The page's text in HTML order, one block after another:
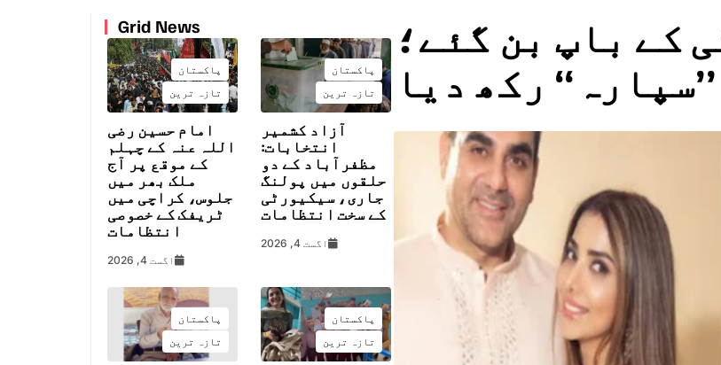
کے باپ بن گئے؛
رکھ دیا
Grid News
پاکستان
تازہ ترین
آزاد کشمیر
انتخابات:
مظفرآباد کے دو
حلقوں میں پولنگ
جاری، سیکیورٹی
کے سخت انتظامات
اگست 4, 2026
پاکستان
تازہ ترین
امام حسین رضی
اللہ عنہ کے چہلم
کے موقع پر آج
ملک بھر میں
جلوس، کراچی میں
ٹریفک کے خصوصی
انتظامات
اگست 4, 2026
پاکستان
تازہ ترین
پاکستان
تازہ ترین